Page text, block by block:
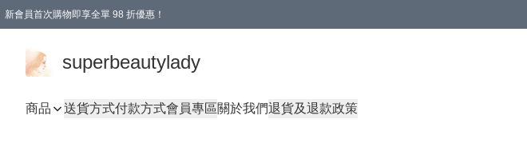
新會員首次購物即享全單 98 折優惠！
superbeautylady
商品 送貨方式付款方式會員專區關於我們退貨及退款政策